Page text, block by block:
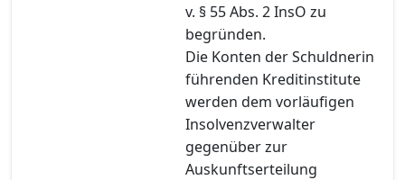
v. § 55 Abs. 2 InsO zu
begründen.
Die Konten der Schuldnerin
führenden Kreditinstitute
werden dem vorläufigen
Insolvenzverwalter
gegenüber zur
Auskunftserteilung